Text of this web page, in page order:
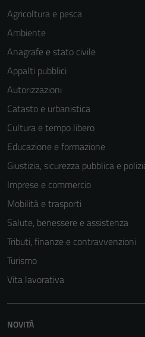
Agricoltura e pesca
Ambiente
Anagrafe e stato civile
Appalti pubblici
Autorizzazioni
Catasto e urbanistica
Cultura e tempo libero
Educazione e formazione
Giustizia, sicurezza pubblica e
Imprese e commercio
Mobilità e trasporti
Salute, benessere e assistenza
Tributi, finanze e contravvenzioni
Turismo
Vita lavorativa
NOVITÀ